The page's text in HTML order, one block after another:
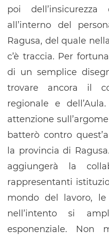
poi
all’interno del
Ragusa, del quale
c’è traccia. Per
di un semplice
trovare ancora il
regionale e
attenzione
batterò contro
la provincia di
aggiungerà la
rappresentanti
mondo del lavoro,
nell’intento si
esponenziale. Non